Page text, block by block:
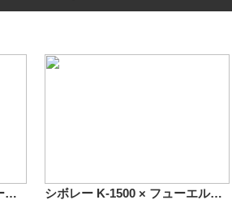
ジープ パトリオット × フューエルオフロード ホステージ D531 17インチ シボレー K-1500 × フューエルオフロード リッパー D589 18インチ